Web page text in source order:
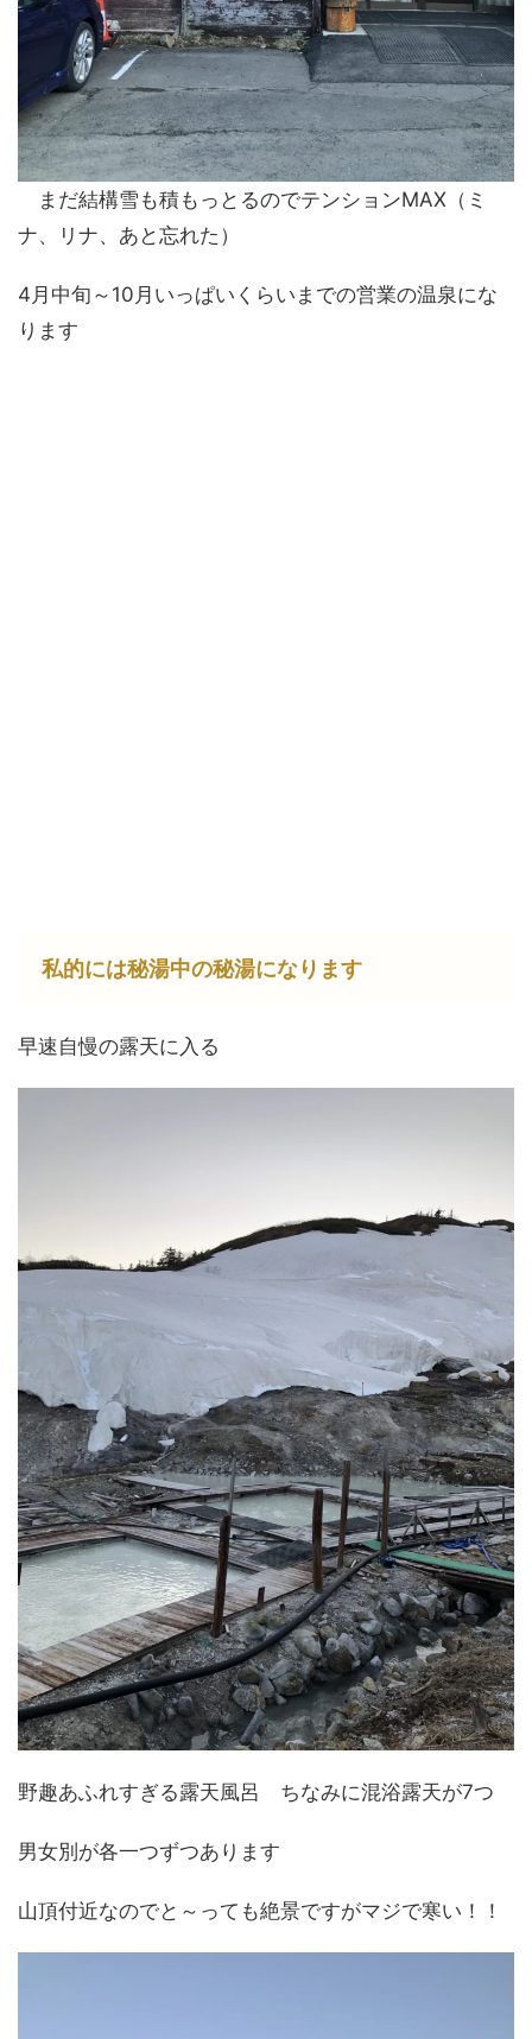
まだ結構雪も積もっとるのでテンションMAX（ミ
ナ、リナ、あと忘れた）
4月中旬～10月いっぱいくらいまでの営業の温泉にな
ります
私的には秘湯中の秘湯になります
早速自慢の露天に入る
野趣あふれすぎる露天風呂 ちなみに混浴露天が7つ
男女別が各一つずつあります
山頂付近なのでと～っても絶景ですがマジで寒い！！